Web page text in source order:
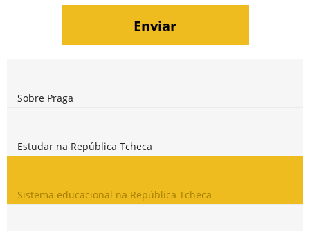
Sobre Praga
Estudar na República Tcheca
Sistema educacional na República Tcheca